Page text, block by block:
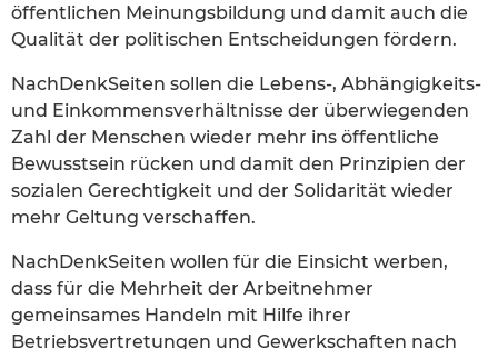
öffentlichen Meinungsbildung und damit auch die
Qualität der politischen Entscheidungen fördern.
NachDenkSeiten sollen die Lebens-, Abhängigkeits-
und Einkommensverhältnisse der überwiegenden
Zahl der Menschen wieder mehr ins öffentliche
Bewusstsein rücken und damit den Prinzipien der
sozialen Gerechtigkeit und der Solidarität wieder
mehr Geltung verschaffen.
NachDenkSeiten wollen für die Einsicht werben,
dass für die Mehrheit der Arbeitnehmer
gemeinsames Handeln mit Hilfe ihrer
Betriebsvertretungen und Gewerkschaften nach